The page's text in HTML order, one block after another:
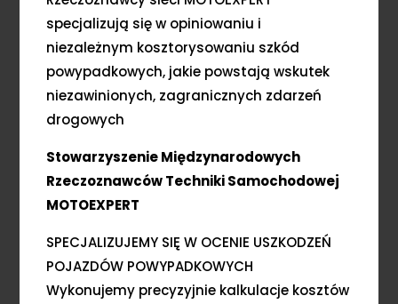
specjalizują się w opiniowaniu i
niezależnym kosztorysowaniu szkód
powypadkowych, jakie powstają wskutek
niezawinionych, zagranicznych zdarzeń
drogowych
Stowarzyszenie Międzynarodowych
Rzeczoznawców Techniki Samochodowej
MOTOEXPERT
SPECJALIZUJEMY SIĘ W OCENIE USZKODZEŃ
POJAZDÓW POWYPADKOWYCH
Wykonujemy precyzyjnie kalkulacje kosztów